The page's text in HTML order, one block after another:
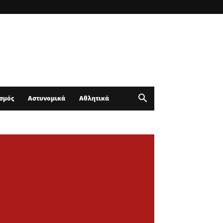
Αστυνομικά Αθλητικά